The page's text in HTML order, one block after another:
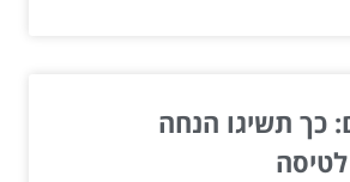
כך תשיגו הנחה